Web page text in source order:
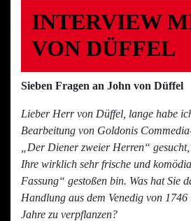
INTERVIEW
VON DÜFFEL
Sieben Fragen an John von Düffel
Lieber Herr von Düffel, lange habe
Bearbeitung von Goldonis
„Der Diener zweier Herren“
Ihre wirklich sehr frische und
Fassung“ gestoßen bin. Was hat Sie
Handlung aus dem Venedig von
Jahre zu verpflanzen?